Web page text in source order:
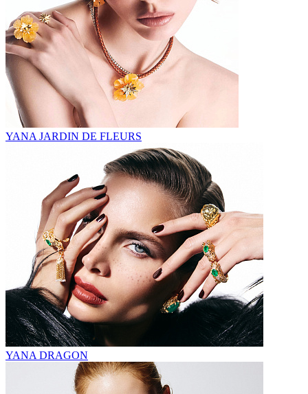
YANA JARDIN DE FLEURS
YANA DRAGON